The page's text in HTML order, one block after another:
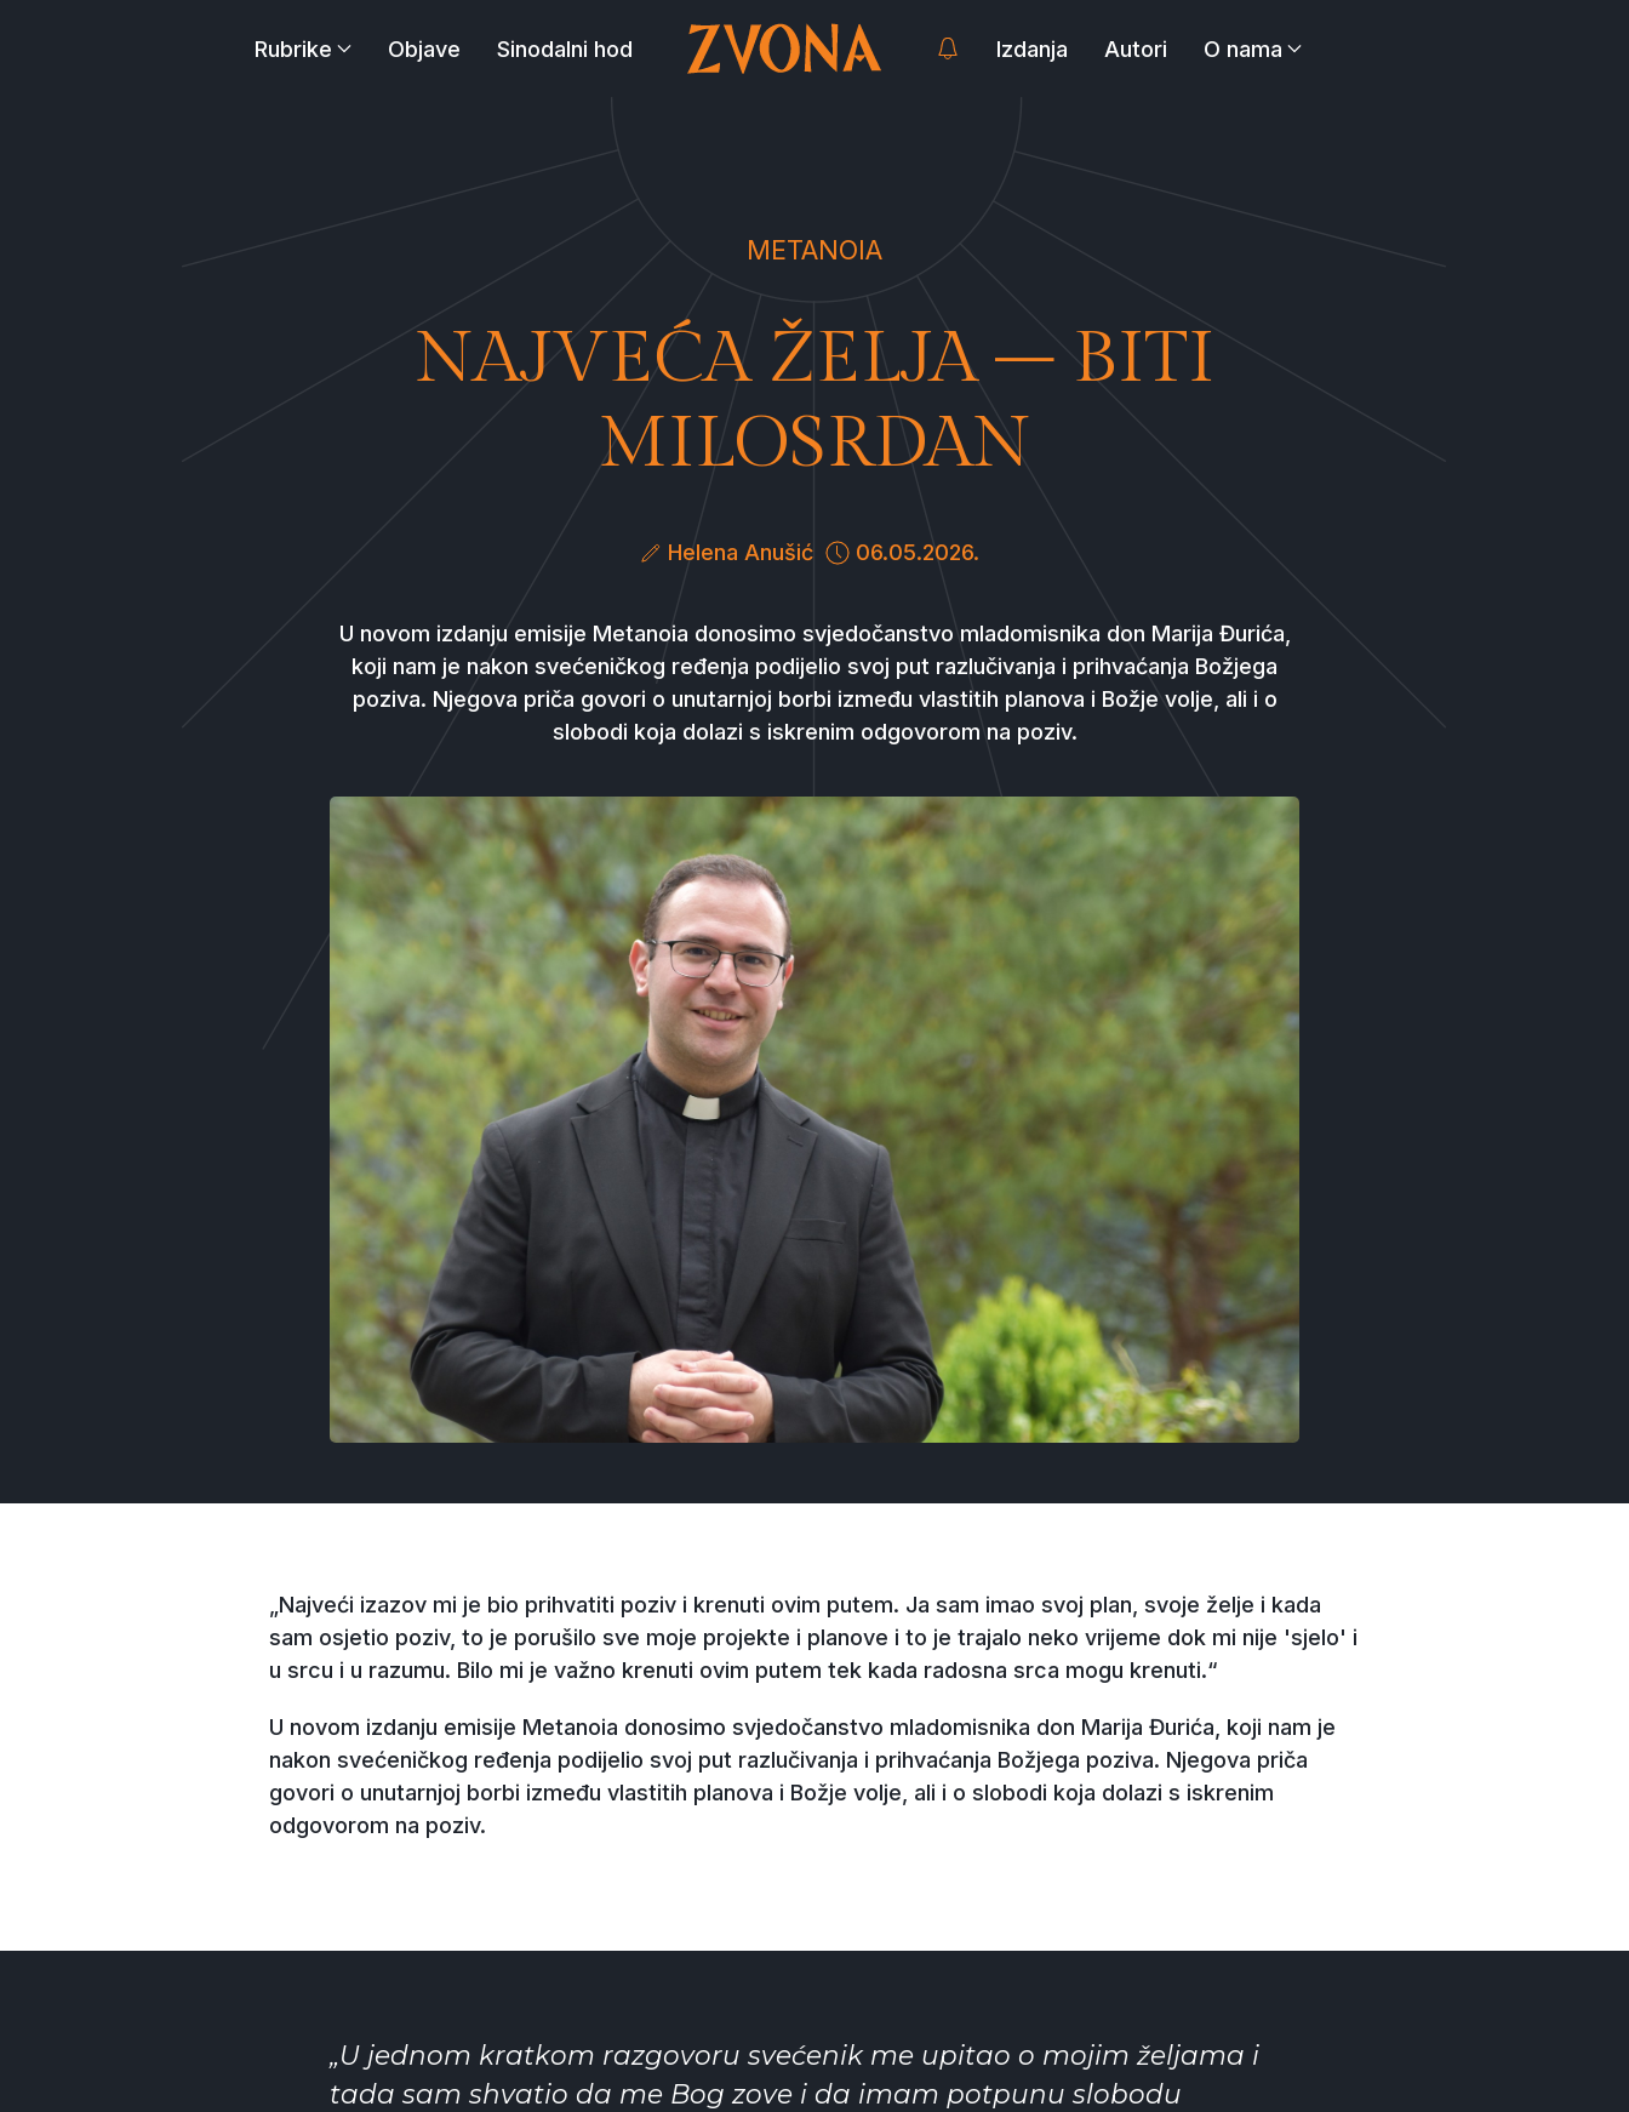
Rubrike Objave Sinodalni hod Izdanja Autori O nama
METANOIA
NAJVEĆA ŽELJA – BITI
MILOSRDAN
Helena Anušić 06.05.2026.
U novom izdanju emisije Metanoia donosimo svjedočanstvo mladomisnika don Marija Đurića,
koji nam je nakon svećeničkog ređenja podijelio svoj put razlučivanja i prihvaćanja Božjega
poziva. Njegova priča govori o unutarnjoj borbi između vlastitih planova i Božje volje, ali i o
slobodi koja dolazi s iskrenim odgovorom na poziv.
„Najveći izazov mi je bio prihvatiti poziv i krenuti ovim putem. Ja sam imao svoj plan, svoje želje i kada
sam osjetio poziv, to je porušilo sve moje projekte i planove i to je trajalo neko vrijeme dok mi nije 'sjelo' i
u srcu i u razumu. Bilo mi je važno krenuti ovim putem tek kada radosna srca mogu krenuti.“
U novom izdanju emisije Metanoia donosimo svjedočanstvo mladomisnika don Marija Đurića, koji nam je
nakon svećeničkog ređenja podijelio svoj put razlučivanja i prihvaćanja Božjega poziva. Njegova priča
govori o unutarnjoj borbi između vlastitih planova i Božje volje, ali i o slobodi koja dolazi s iskrenim
odgovorom na poziv.
„U jednom kratkom razgovoru svećenik me upitao o mojim željama i
tada sam shvatio da me Bog zove i da imam potpunu slobodu